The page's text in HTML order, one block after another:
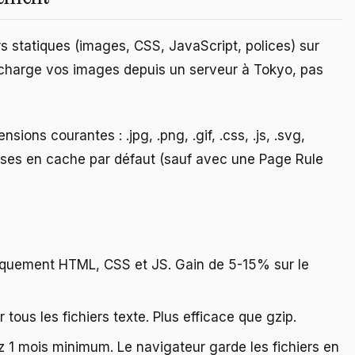
statiques (images, CSS, JavaScript, polices) sur
vos images depuis un serveur à Tokyo, pas
courantes : .jpg, .png, .gif, .css, .js, .svg,
en cache par défaut (sauf avec une Page Rule
HTML, CSS et JS. Gain de 5-15% sur le
les fichiers texte. Plus efficace que gzip.
mois minimum. Le navigateur garde les fichiers en